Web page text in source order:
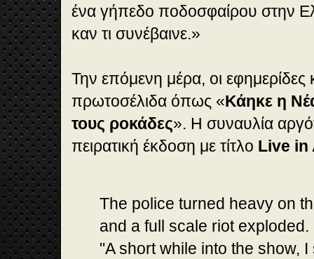
ένα γήπεδο ποδοσφαίρου στην
καν τι συνέβαινε.»
Την επόμενη μέρα, οι
πρωτοσέλιδα όπως «Κάηκε η
τους ροκάδες». Η συναυλία
πειρατική έκδοση με τίτλο Live in
The police turned heavy on
and a full scale riot exploded.
"A short while into the show,